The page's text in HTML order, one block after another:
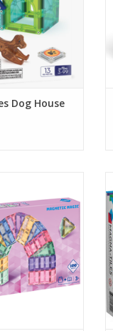
Dog House
WINKELWAGEN